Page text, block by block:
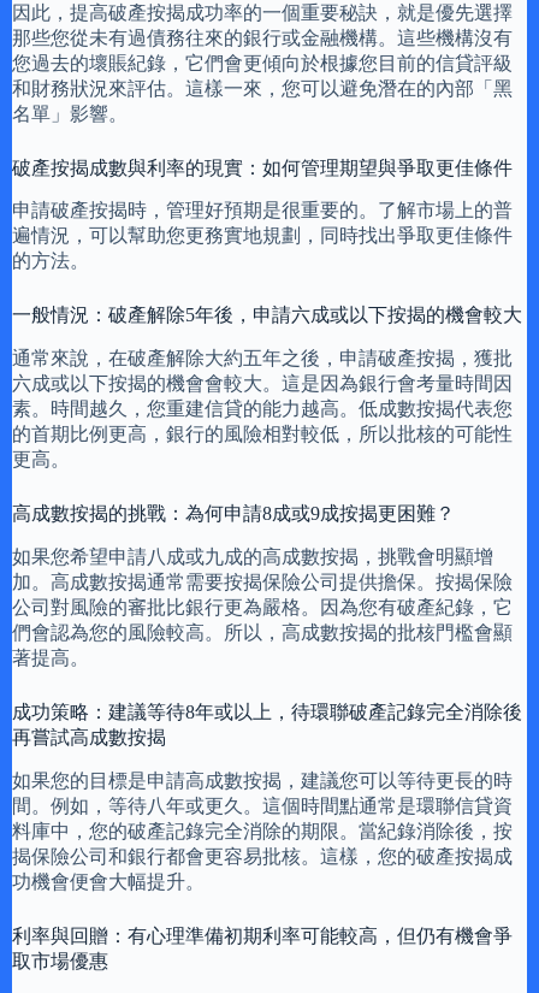
因此，提高破產按揭成功率的一個重要秘訣，就是優先選擇
那些您從未有過債務往來的銀行或金融機構。這些機構沒有
您過去的壞賬紀錄，它們會更傾向於根據您目前的信貸評級
和財務狀況來評估。這樣一來，您可以避免潛在的內部「黑
名單」影響。
破產按揭成數與利率的現實：如何管理期望與爭取更佳條件
申請破產按揭時，管理好預期是很重要的。了解市場上的普
遍情況，可以幫助您更務實地規劃，同時找出爭取更佳條件
的方法。
一般情況：破產解除5年後，申請六成或以下按揭的機會較大
通常來說，在破產解除大約五年之後，申請破產按揭，獲批
六成或以下按揭的機會會較大。這是因為銀行會考量時間因
素。時間越久，您重建信貸的能力越高。低成數按揭代表您
的首期比例更高，銀行的風險相對較低，所以批核的可能性
更高。
高成數按揭的挑戰：為何申請8成或9成按揭更困難？
如果您希望申請八成或九成的高成數按揭，挑戰會明顯增
加。高成數按揭通常需要按揭保險公司提供擔保。按揭保險
公司對風險的審批比銀行更為嚴格。因為您有破產紀錄，它
們會認為您的風險較高。所以，高成數按揭的批核門檻會顯
著提高。
成功策略：建議等待8年或以上，待環聯破產記錄完全消除後
再嘗試高成數按揭
如果您的目標是申請高成數按揭，建議您可以等待更長的時
間。例如，等待八年或更久。這個時間點通常是環聯信貸資
料庫中，您的破產記錄完全消除的期限。當紀錄消除後，按
揭保險公司和銀行都會更容易批核。這樣，您的破產按揭成
功機會便會大幅提升。
利率與回贈：有心理準備初期利率可能較高，但仍有機會爭
取市場優惠